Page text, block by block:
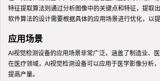
特征提取算法则通过分析图像中的关键点和特征，提取
软件算法的设计需要根据具体的应用场景进行优化，以
应用场景
AI视觉检测设备的应用场景非常广泛，涵盖了制造业、
在医疗领域，AI视觉检测设备可以应用于医学影像分析
提高产量。